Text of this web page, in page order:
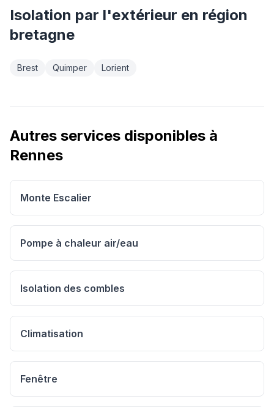
Isolation par l'extérieur en région
bretagne
Brest Quimper Lorient
Autres services disponibles à
Rennes
Monte Escalier
Pompe à chaleur air/eau
Isolation des combles
Climatisation
Fenêtre